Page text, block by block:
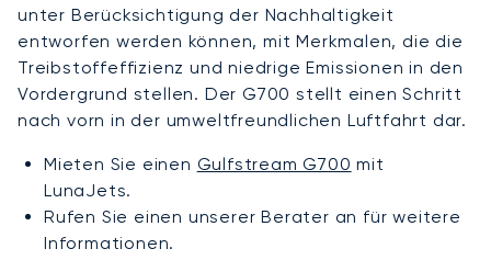
unter Berücksichtigung der Nachhaltigkeit
entworfen werden können, mit Merkmalen, die die
Treibstoffeffizienz und niedrige Emissionen in den
Vordergrund stellen. Der G700 stellt einen Schritt
nach vorn in der umweltfreundlichen Luftfahrt dar.
Mieten Sie einen Gulfstream G700 mit
LunaJets.
Rufen Sie einen unserer Berater an für weitere
Informationen.